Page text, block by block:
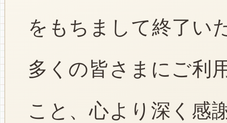
をもちまして終了い
多くの皆さまにご利
こと、心より深く感